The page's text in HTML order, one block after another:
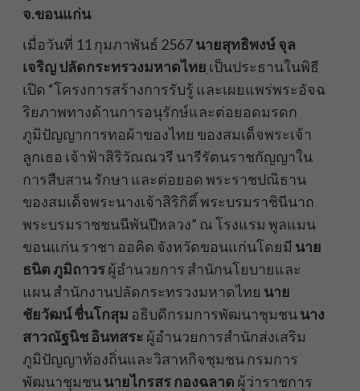
จ.ขอนแก่น
เมื่อวันที่ 11 กุมภาพันธ์ 2567นายสุทธิพงษ์ จุล
เจริญ ปลัดกระทรวงมหาดไทย เป็นประธานในพิธี
เปิด “โครงการสร้างการรับรู้ และเผยแพร่พระอัจฉ
ริยภาพทางด้านการอนุรักษ์และต่อยอดมรดก
ภูมิปัญญาการทอผ้าของไทย ของสมเด็จพระเจ้า
ลูกเธอ เจ้าฟ้าสิริวัณณวรี นารีรัตนราชกัญญาใน
การสืบสาน รักษา และต่อยอด พระราชปณิธาน
ของสมเด็จพระนางเจ้าสิริกิติ์ พระบรมราชินีนาถ
พระบรมราชชนนีพันปีหลวง” ณ โรงแรม พูลแมน
ขอนแก่น ราชา ออคิด จังหวัดขอนแก่นโดยมี นาย
ธนิต ภูมิถาวรผู้อำนวยการ สำนักนโยบายและ
แผน สำนักงานปลัดกระทรวงมหาดไทย นาย
ชัยวัฒน์ ชื่นโกสุม อธิบดีกรมการพัฒนาชุมชนนาง
สาวณัฐนิช อินทสระ ผู้อำนวยการสำนักส่งเสริม
ภูมิปัญญาท้องถิ่นและวิสาหกิจชุมชน กรมการ
พัฒนาชุมชนนายไกรสร กองฉลาด ผู้ว่าราชการ